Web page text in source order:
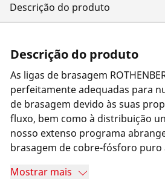
Descrição do produto
Descrição do produto
As ligas de brasagem
perfeitamente adequadas para
de brasagem devido às suas
fluxo, bem como à distribuição
nosso extenso programa
brasagem de cobre-fósforo puro
adequadas para a brasagem de
Mostrar mais